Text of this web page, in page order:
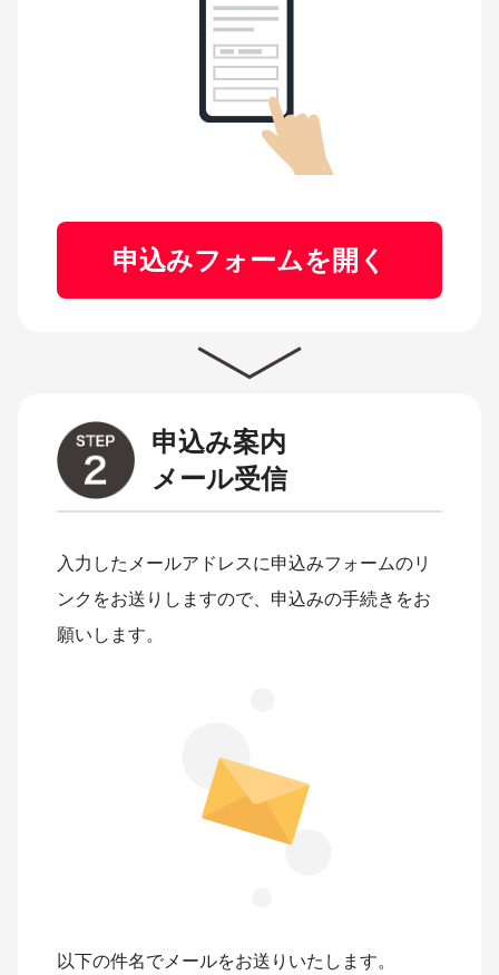
申込みフォームを開く
申込み案内
メール受信
入力したメールアドレスに申込みフォームのリ
ンクをお送りしますので、申込みの手続きをお
願いします。
以下の件名でメールをお送りいたします。